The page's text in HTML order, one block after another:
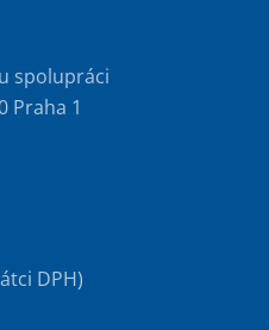
spolupráci
Praha 1
DPH)